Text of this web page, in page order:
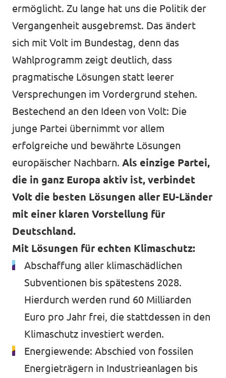
ermöglicht. Zu lange hat uns die Politik der
Vergangenheit ausgebremst. Das ändert
sich mit Volt im Bundestag, denn das
Wahlprogramm zeigt deutlich, dass
pragmatische Lösungen statt leerer
Versprechungen im Vordergrund stehen.
Bestechend an den Ideen von Volt: Die
junge Partei übernimmt vor allem
erfolgreiche und bewährte Lösungen
europäischer Nachbarn. Als einzige Partei,
die in ganz Europa aktiv ist, verbindet
Volt die besten Lösungen aller EU-Länder
mit einer klaren Vorstellung für
Deutschland.
Mit Lösungen für echten Klimaschutz:
Abschaffung aller klimaschädlichen
Subventionen bis spätestens 2028.
Hierdurch werden rund 60 Milliarden
Euro pro Jahr frei, die stattdessen in den
Klimaschutz investiert werden.
Energiewende: Abschied von fossilen
Energieträgern in Industrieanlagen bis